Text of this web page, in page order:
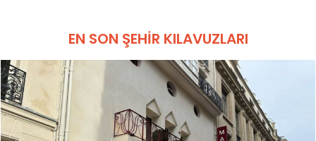
EN SON ŞEHIR KILAVUZLARI